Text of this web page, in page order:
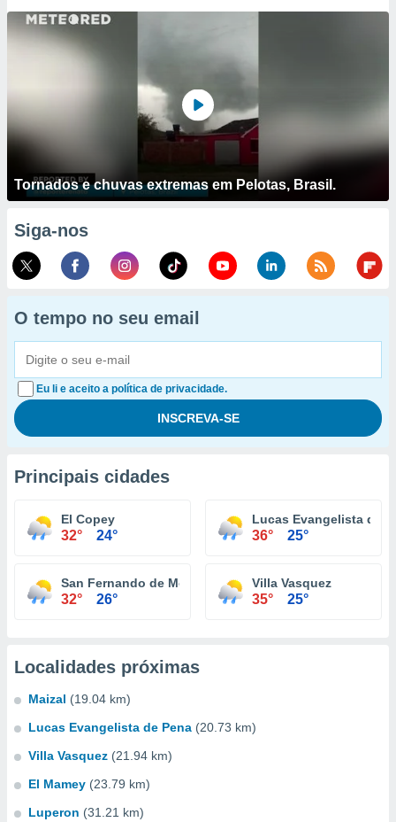
Tornados e chuvas extremas em Pelotas, Brasil.
Siga-nos
O tempo no seu email
Eu li e aceito a política de privacidade.
Principais cidades
El Copey
32° 24°
Lucas Evangelista de
36° 25°
San Fernando de Monte Cristi
32° 26°
Villa Vasquez
35° 25°
Localidades próximas
Maizal (19.04 km)
Lucas Evangelista de Pena (20.73 km)
Villa Vasquez (21.94 km)
El Mamey (23.79 km)
Luperon (31.21 km)